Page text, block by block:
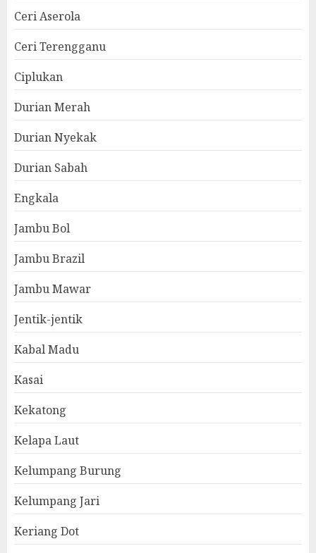
Ceri Aserola
Ceri Terengganu
Ciplukan
Durian Merah
Durian Nyekak
Durian Sabah
Engkala
Jambu Bol
Jambu Brazil
Jambu Mawar
Jentik-jentik
Kabal Madu
Kasai
Kekatong
Kelapa Laut
Kelumpang Burung
Kelumpang Jari
Keriang Dot